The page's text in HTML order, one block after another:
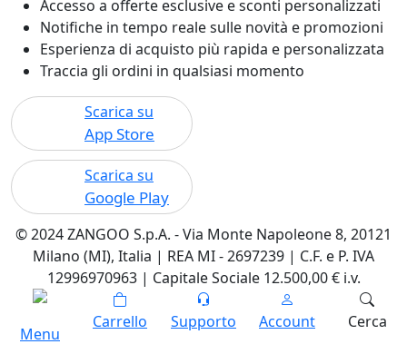
Accesso a offerte esclusive e sconti personalizzati
Notifiche in tempo reale sulle novità e promozioni
Esperienza di acquisto più rapida e personalizzata
Traccia gli ordini in qualsiasi momento
Scarica su
App Store
Scarica su
Google Play
© 2024 ZANGOO S.p.A. - Via Monte Napoleone 8, 20121
Milano (MI), Italia | REA MI - 2697239 | C.F. e P. IVA
12996970963 | Capitale Sociale 12.500,00 € i.v.
Menu
Carrello Supporto Account Cerca